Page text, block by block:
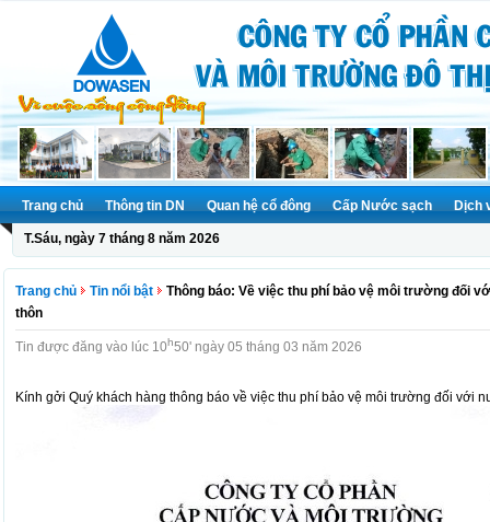
Trang chủ Thông tin DN Quan hệ cổ đông Cấp Nước sạch Dịch
T.Sáu, ngày 7 tháng 8 năm 2026
Trang chủ Tin nổi bật
Thông báo: Về việc thu phí bảo vệ môi trường đối
thôn
Tin được đăng vào lúc 10h50' ngày 05 tháng 03 năm 2026
Kính gởi Quý khách hàng thông báo về việc thu phí bảo vệ môi trường đối với